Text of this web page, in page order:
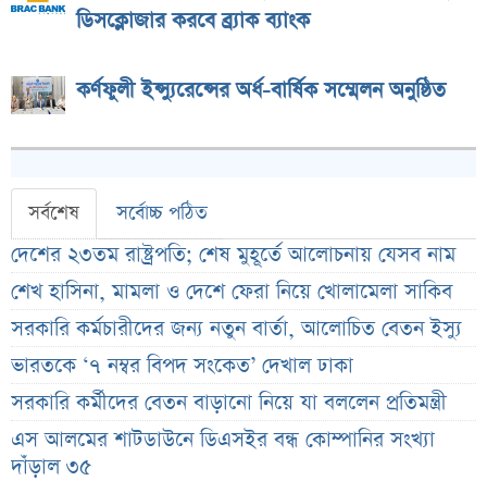
ডিসক্লোজার করবে ব্র্যাক ব্যাংক
কর্ণফুলী ইন্স্যুরেন্সের অর্ধ-বার্ষিক সম্মেলন অনুষ্ঠিত
সর্বশেষ সর্বোচ্চ পঠিত
দেশের ২৩তম রাষ্ট্রপতি; শেষ মুহূর্তে আলোচনায় যেসব নাম
শেখ হাসিনা, মামলা ও দেশে ফেরা নিয়ে খোলামেলা সাকিব
সরকারি কর্মচারীদের জন্য নতুন বার্তা, আলোচিত বেতন ইস্যু
ভারতকে ‘৭ নম্বর বিপদ সংকেত’ দেখাল ঢাকা
সরকারি কর্মীদের বেতন বাড়ানো নিয়ে যা বললেন প্রতিমন্ত্রী
এস আলমের শাটডাউনে ডিএসইর বন্ধ কোম্পানির সংখ্যা
দাঁড়াল ৩৫